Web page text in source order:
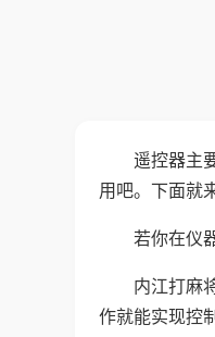
遥控器主
用吧。下面就
若你在仪
内江打麻
作就能实现控